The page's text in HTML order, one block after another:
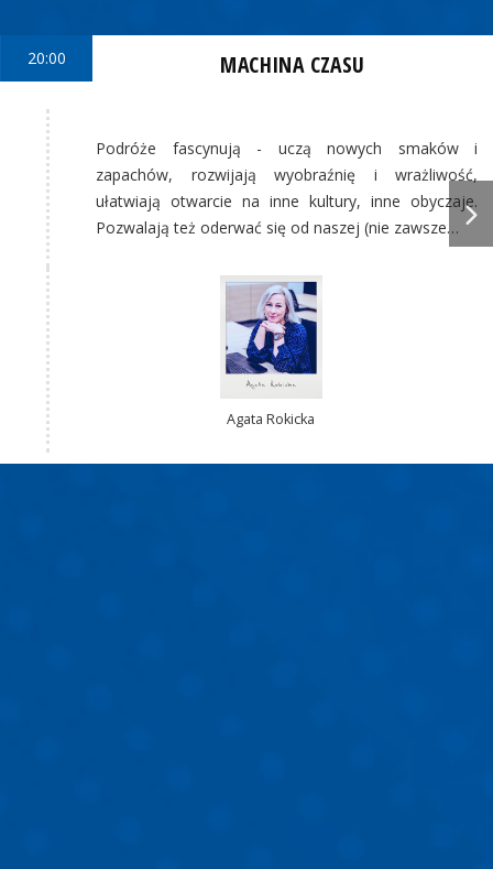
20:00 MACHINA CZASU
Podróże fascynują - uczą nowych smaków i
zapachów, rozwijają wyobraźnię i wrażliwość,
ułatwiają otwarcie na inne kultury, inne obyczaje.
Pozwalają też oderwać się od naszej (nie zawsze…
Agata Rokicka